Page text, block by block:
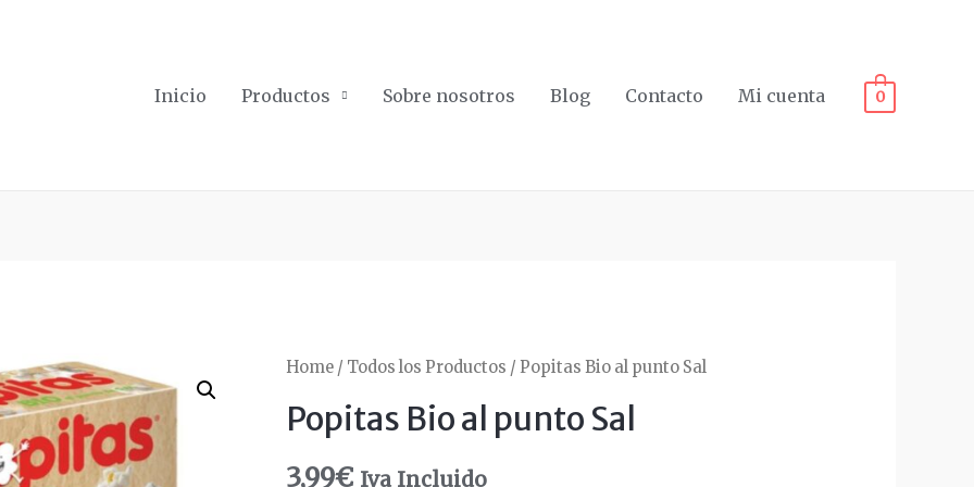
Inicio Productos Sobre nosotros Blog Contacto Mi cuenta 0
Home / Todos los Productos / Popitas Bio al punto Sal
Popitas Bio al punto Sal
3,99€ Iva Incluido